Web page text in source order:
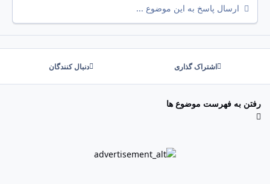
ارسال پاسخ به این موضوع ...
اشتراک گذاری دنبال کنندگان
رفتن به فهرست موضوع ها